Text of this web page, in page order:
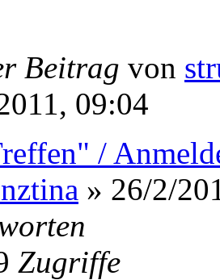
Beitrag von
09:04
/
» 26/2/
Zugriffe